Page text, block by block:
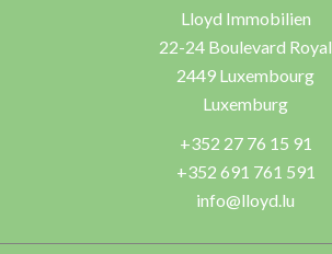
Lloyd Immobilien
22-24 Boulevard Royal
2449 Luxembourg
Luxemburg
+352 27 76 15 91
+352 691 761 591
info@lloyd.lu